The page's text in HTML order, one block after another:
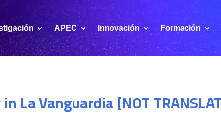
APEC Innovación Formación
La Vanguardia [NOT